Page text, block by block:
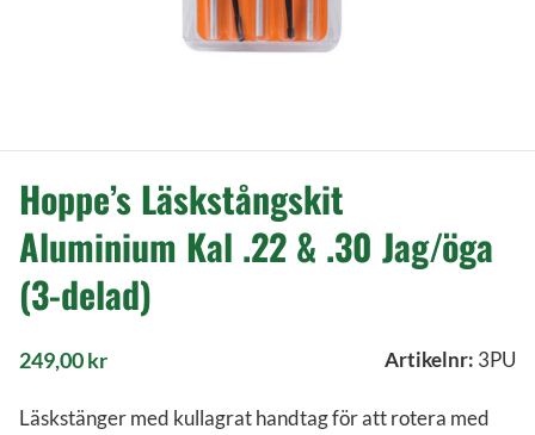
Hoppe’s Läskstångskit
Aluminium Kal .22 & .30 Jag/öga
(3-delad)
249,00kr Artikelnr: 3PU
Läskstänger med kullagrat handtag för att rotera med